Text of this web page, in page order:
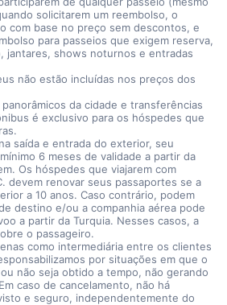
solicitarem um reembolso, o
com base no preço sem descontos, e
para passeios que exigem reserva,
jantares, shows noturnos e entradas
não estão incluídas nos preços dos
da cidade e transferências
é exclusivo para os hóspedes que
saída e entrada do exterior, seu
6 meses de validade a partir da
Os hóspedes que viajarem com
devem renovar seus passaportes se a
a 10 anos. Caso contrário, podem
destino e/ou a companhia aérea pode
a partir da Turquia. Nesses casos, a
o passageiro.
como intermediária entre os clientes
por situações em que o
não seja obtido a tempo, não gerando
caso de cancelamento, não há
e seguro, independentemente do